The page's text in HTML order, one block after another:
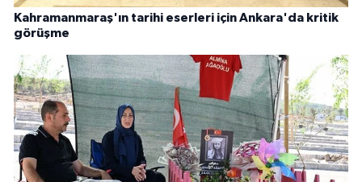
Kahramanmaraş'ın tarihi eserleri için Ankara'da kritik
görüşme